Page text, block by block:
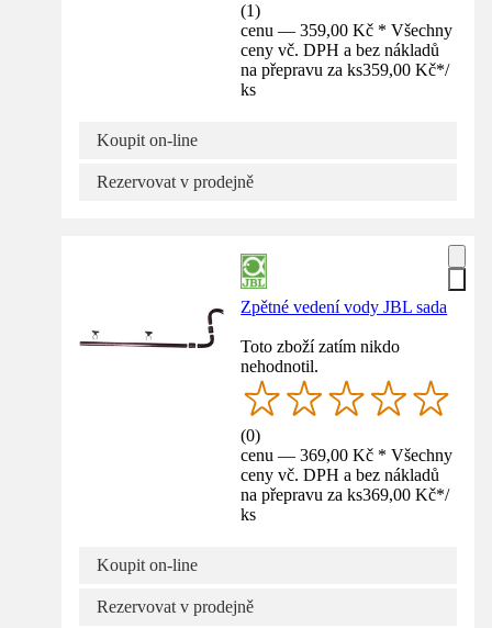
(1)
cenu — 359,00 Kč * Všechny
ceny vč. DPH a bez nákladů
na přepravu za ks359,00 Kč*/
ks
Koupit on-line
Rezervovat v prodejně
Zpětné vedení vody JBL sada
Toto zboží zatím nikdo
nehodnotil.
(0)
cenu — 369,00 Kč * Všechny
ceny vč. DPH a bez nákladů
na přepravu za ks369,00 Kč*/
ks
Koupit on-line
Rezervovat v prodejně